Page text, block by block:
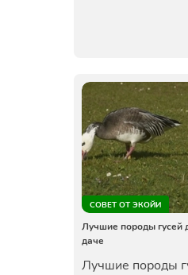
СОВЕТ ОТ ЭКОЙИ
Лучшие породы гусей
даче
Лучшие породы